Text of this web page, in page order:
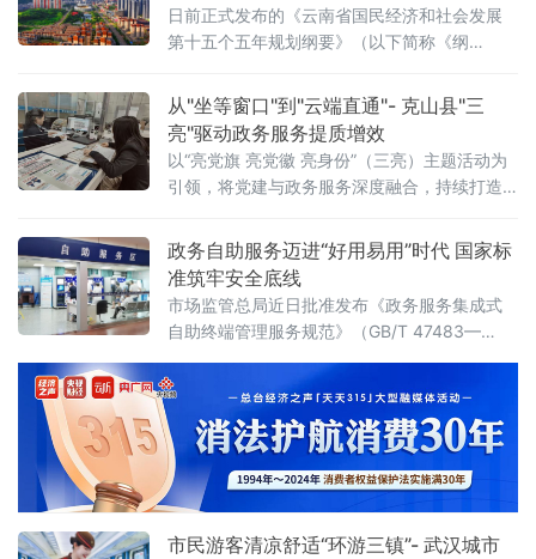
金正从单一“购房融资工具”加速转型为覆盖居
民“购、租、修、养”全居住生命
难愁盼"写进发展路线图
日前正式发布的《云南省国民经济和社会发展
第十五个五年规划纲要》（以下简称《纲
行，全力做好基础性、普惠性、兜底性民生建
设，解决好人民群众急难
从"坐等窗口"到"云端直通"- 克山县"三
亮"驱动政务服务提质增效
以“亮党旗 亮党徽 亮身份”（三亮）主题活动为
引领，将党建与政务服务深度融合，持续打造
答疑、代办帮办等务实举措，将政务服务从“窗
口”搬到“云端”、从“被动”转向“主动”，以服务方
式的系统性变革，有力回应了群众对高效、便
捷、暖心政务服务的殷切期盼。活动
政务自助服务迈进“好用易用”时代 国家标
准筑牢安全底线
市场监管总局近日批准发布《政务服务集成式
自助终端管理服务规范》（GB/T 47483—
实施。这是我国政务服务领域出台的首个针对
集成式自助终端的国家标准，标志着各地自助
终端建设有了统一标尺，政务服务正式迈进标
准化、规范化、便利化新阶段。从“单打独
斗”到“集成服务”，统一标尺破除部门壁垒近年
来，各地政务服务中心纷纷布设自助终端设备
市民游客清凉舒适“环游三镇”- 武汉城市